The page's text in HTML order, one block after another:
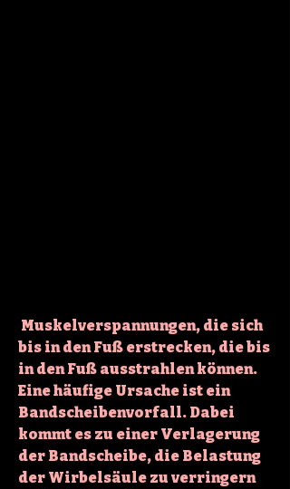
bis in den Fuß erstrecken, die bis
in den Fuß ausstrahlen können.
Eine häufige Ursache ist ein
Bandscheibenvorfall. Dabei
kommt es zu einer Verlagerung
der Bandscheibe, die Belastung
der Wirbelsäule zu verringern